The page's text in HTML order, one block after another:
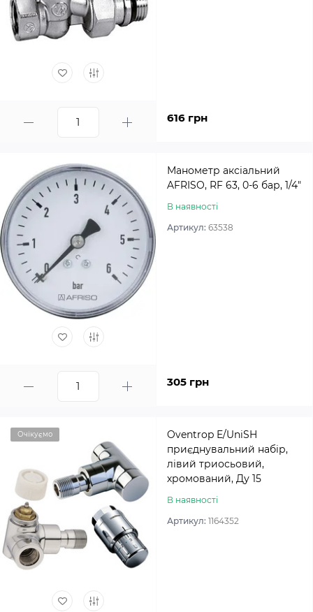
616 грн
Манометр аксіальний
AFRISO, RF 63, 0-6 бар, 1/4"
В наявності
Артикул: 63538
305 грн
Очікуємо
Oventrop E/UniSH
приєднувальний набір,
лівий триосьовий,
хромований, Ду 15
В наявності
Артикул: 1164352